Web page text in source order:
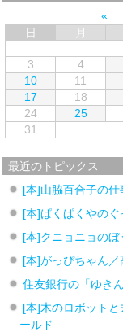
日
月
3
4
10
11
17
18
24
25
31
最近のトピックス
[本]山脇百合子の
[本]ぱくぱくやの
[本]クニョニョのぼ
[本]がっぴちゃん
住友銀行の「ゆきん
[本]木のロボット
ールド